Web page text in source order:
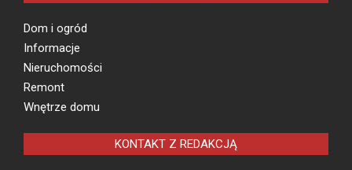
Dom i ogród
Informacje
Nieruchomości
Remont
Wnętrze domu
KONTAKT Z REDAKCJĄ